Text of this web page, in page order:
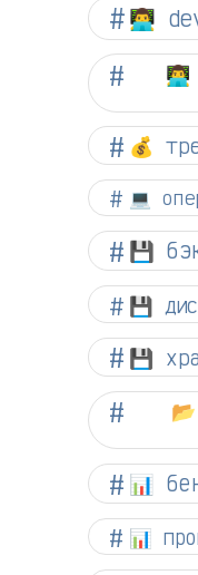
👨‍💻
💰
💻
💾
💾
💾
📊
📊